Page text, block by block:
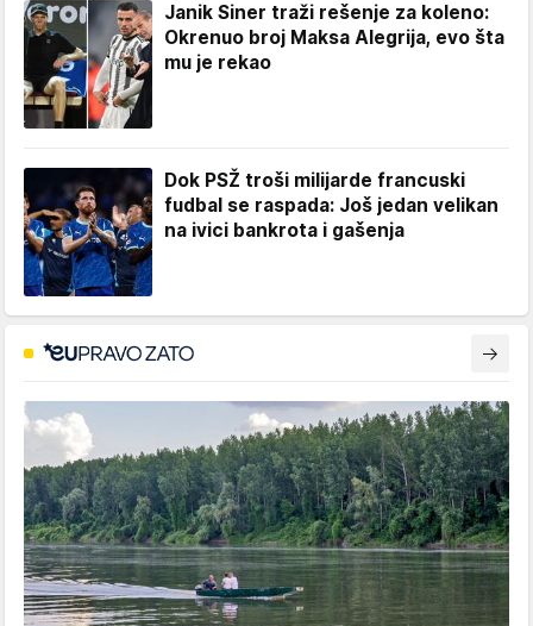
Janik Siner traži rešenje za koleno:
Okrenuo broj Maksa Alegrija, evo šta
mu je rekao
Dok PSŽ troši milijarde francuski
fudbal se raspada: Još jedan velikan
na ivici bankrota i gašenja